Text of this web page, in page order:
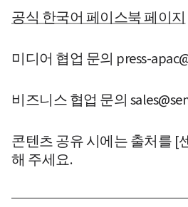
공식 한국어 페이스북 페이지
미디어 협업 문의 press-
비즈니스 협업 문의
콘텐츠 공유 시에는 출처를 [
해 주세요.